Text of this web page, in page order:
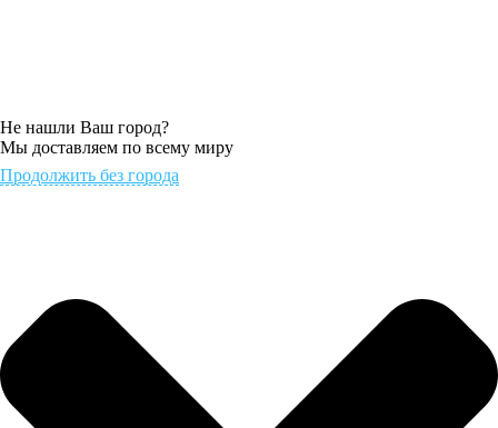
Не нашли Ваш город?
Мы доставляем по всему миру
Продолжить без города